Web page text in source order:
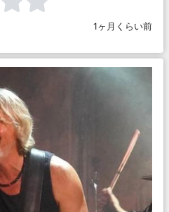
1ヶ月くらい前